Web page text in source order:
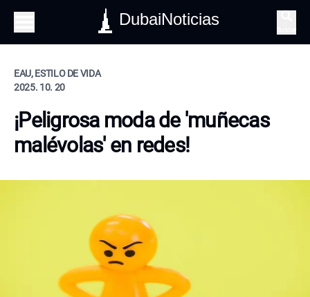
DubaiNoticias
EAU, ESTILO DE VIDA
2025. 10. 20
¡Peligrosa moda de 'muñecas
malévolas' en redes!